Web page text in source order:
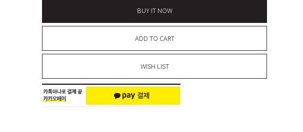
BUY IT NOW
ADD TO CART
WISH LIST